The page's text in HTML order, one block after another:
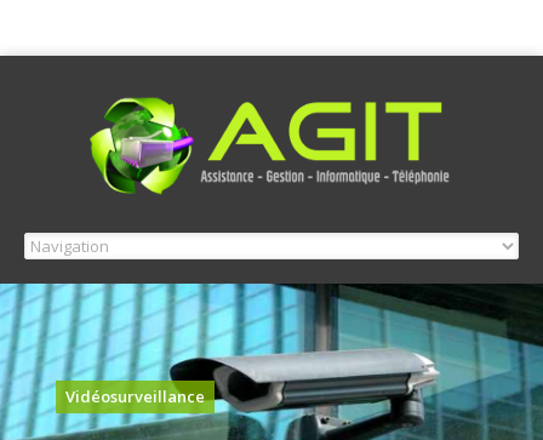
Vidéosurveillance